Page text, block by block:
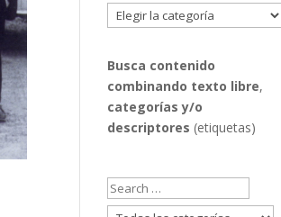
Filtrar
por
Busca contenido
combinando texto libre,
categorías y/o
descriptores (etiquetas)